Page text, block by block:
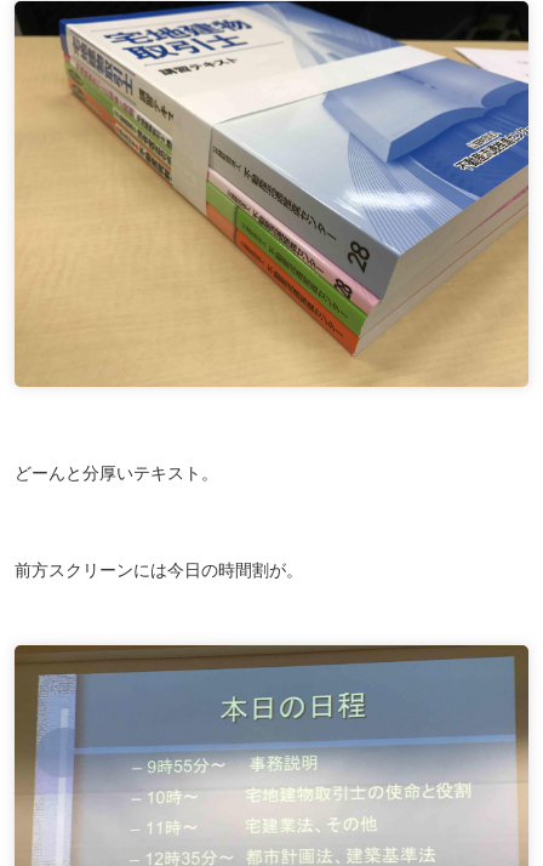
どーんと分厚いテキスト。
前方スクリーンには今日の時間割が。